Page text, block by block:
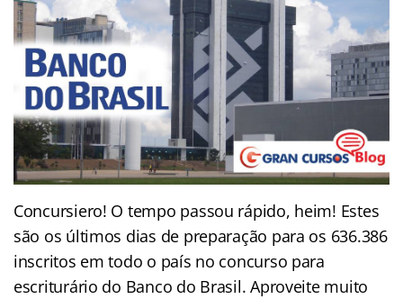
Concursiero! O tempo passou rápido, heim! Estes
são os últimos dias de preparação para os 636.386
inscritos em todo o país no concurso para
escriturário do Banco do Brasil. Aproveite muito